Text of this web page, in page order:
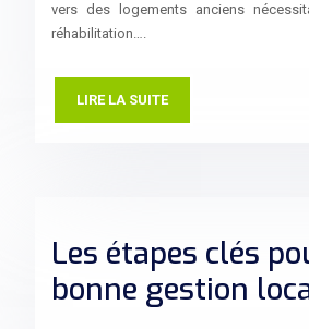
vers des logements anciens
réhabilitation….
LIRE LA SUITE
Les étapes clés
bonne gestion